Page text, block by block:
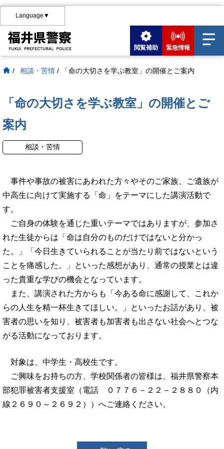
Language▼
閲覧補助 緊急情報
/ 相談・苦情 / 「命の大切さを学ぶ教室」の開催とご案内
「命の大切さを学ぶ教室」の開催とご
案内
相談・苦情
事件や事故の被害にあわれた方々やそのご家族、ご遺族が
中高生に向けて実施する「命」をテーマにした講演活動で
す。
ご自身の体験を通じた重いテーマではありますが、参加さ
れた生徒からは「命は自分のものだけではないと分かっ
た。」「今日生きていられることが当たり前ではないという
ことを痛感した。」といった感想があり、通常の授業とは違
った貴重な学びの機会となっています。
また、講演された方からも「今ある命に感謝して、これか
らの人生を精一杯生きてほしい。」といったお話があり、被
害者の思いを知り、被害者も加害者も出さない社会へとつな
がる活動になっております。
対象は、中学生・高校生です。
ご興味をお持ちの方、学校関係者の皆様は、福井県警察本
部犯罪被害者支援室（電話 ０７７６－２２－２８８０（内
線２６９０～２６９２））へご連絡ください。